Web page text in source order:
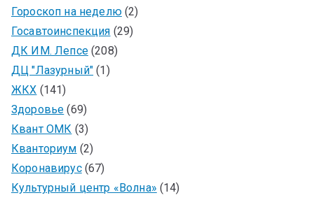
Гороскоп на неделю(2)
Госавтоинспекция (29)
ДК ИМ. Лепсе(208)
ДЦ "Лазурный" (1)
ЖКХ (141)
Здоровье (69)
Квант ОМК (3)
Кванториум (2)
Коронавирус(67)
Культурный центр «Волна» (14)